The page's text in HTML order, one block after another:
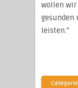
wollen wir
gesunden
leisten.”